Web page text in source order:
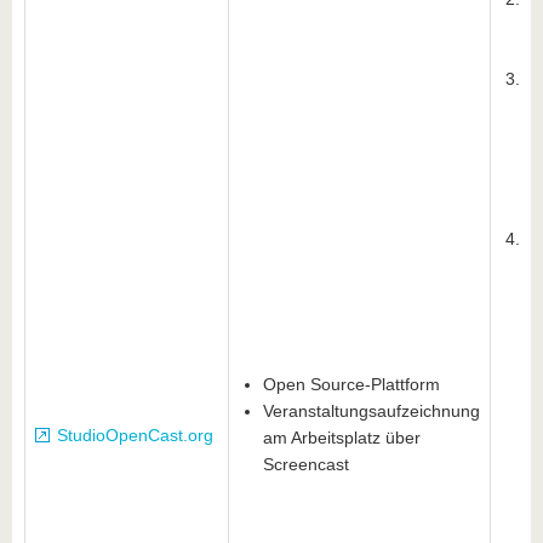
StudioOpenCast.org
Open Source-Plattform
Veranstaltungsaufzeichnung
am Arbeitsplatz über
Screencast